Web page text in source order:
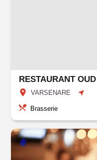
VARSENARE
Brasserie